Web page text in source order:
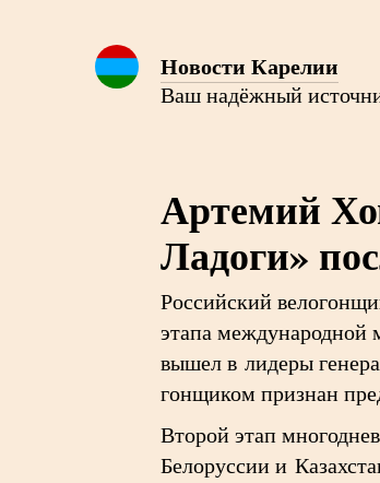
Новости Карелии
Ваш надёжный
Артемий
Ладоги»
Российский
этапа международной
вышел в лидеры
гонщиком признан
Второй этап
Белоруссии и